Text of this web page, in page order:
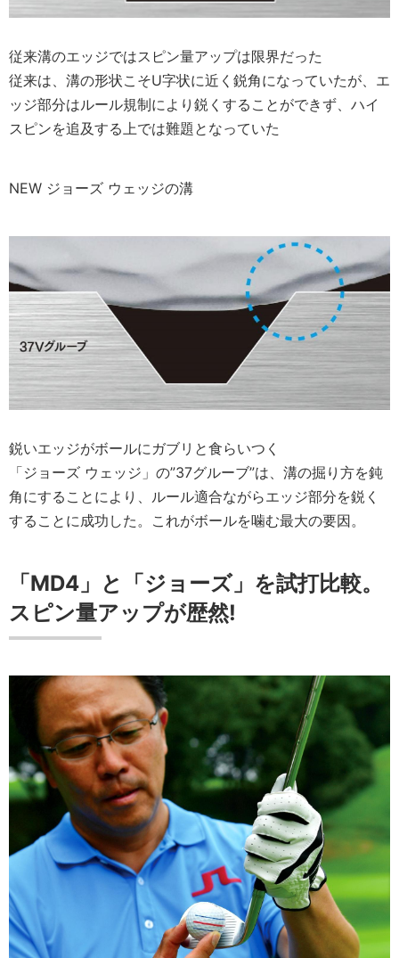
従来溝のエッジではスピン量アップは限界だった
従来は、溝の形状こそU字状に近く鋭角になっていたが、エ
ッジ部分はルール規制により鋭くすることができず、ハイ
スピンを追及する上では難題となっていた
NEW ジョーズ ウェッジの溝
鋭いエッジがボールにガブリと食らいつく
「ジョーズ ウェッジ」の”37グルーブ”は、溝の掘り方を鈍
角にすることにより、ルール適合ながらエッジ部分を鋭く
することに成功した。これがボールを噛む最大の要因。
「MD4」と「ジョーズ」を試打比較。
スピン量アップが歴然!